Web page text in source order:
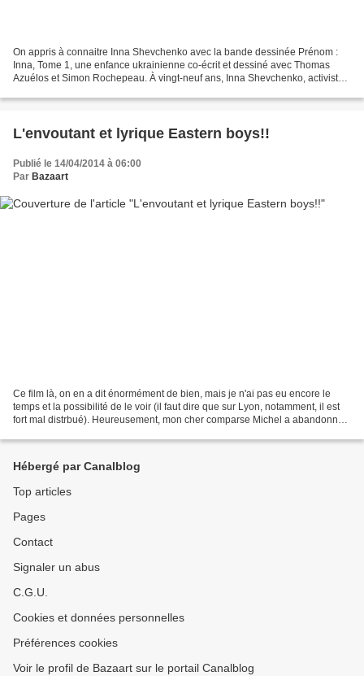
On appris à connaitre Inna Shevchenko avec la bande dessinée Prénom :
Inna, Tome 1, une enfance ukrainienne co-écrit et dessiné avec Thomas
Azuélos et Simon Rochepeau. À vingt-neuf ans, Inna Shevchenko, activiste
L'envoutant et lyrique Eastern boys!!
Publié le 14/04/2014 à 06:00
Par Bazaart
Ce film là, on en a dit énormément de bien, mais je n'ai pas eu encore le
temps et la possibilité de le voir (il faut dire que sur Lyon, notamment, il est
fort mal distrbué). Heureusement, mon cher comparse Michel a abandonné
Hébergé par Canalblog
Top articles
Pages
Contact
Signaler un abus
C.G.U.
Cookies et données personnelles
Préférences cookies
Voir le profil de Bazaart sur le portail Canalblog